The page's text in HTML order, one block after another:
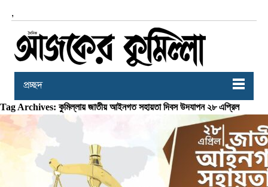
,
প্রচ্ছদ
Tag Archives: কুমিল্লায় জাতীয় আইনগত সহায়তা দিবস উদযাপন ২৮ এপ্রিল